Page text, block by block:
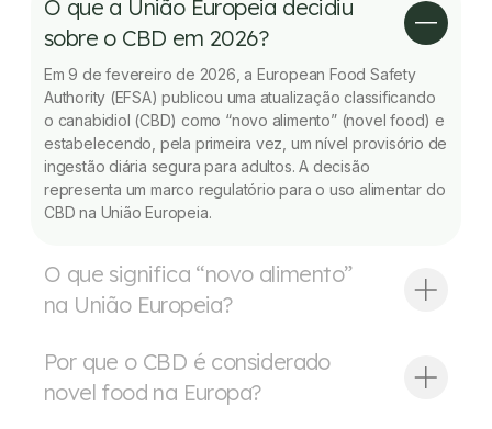
O que a União Europeia decidiu
sobre o CBD em 2026?
Em 9 de fevereiro de 2026, a European Food Safety
Authority (EFSA) publicou uma atualização classificando
o canabidiol (CBD) como “novo alimento” (novel food) e
estabelecendo, pela primeira vez, um nível provisório de
ingestão diária segura para adultos. A decisão
representa um marco regulatório para o uso alimentar do
CBD na União Europeia.
O que significa “novo alimento”
na União Europeia?
Por que o CBD é considerado
novel food na Europa?